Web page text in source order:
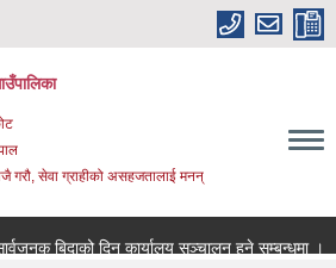
सेवा ग्राहीको असहजतालाई मनन्
बिदाको दिन कार्यालय सञ्चालन हुने सम्बन्धमा ।